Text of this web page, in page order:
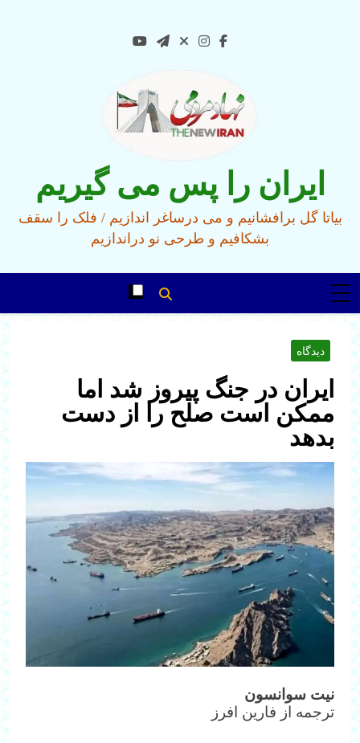
ایران را پس می گیریم
بیاتا گل برافشانیم و می درساغر اندازیم / فلک را سقف
بشکافیم و طرحی نو دراندازیم
دیدگاه
ایران در جنگ پیروز شد اما
ممکن است صلح را از دست
بدهد
نیت سوانسون
ترجمه از فارین افرز